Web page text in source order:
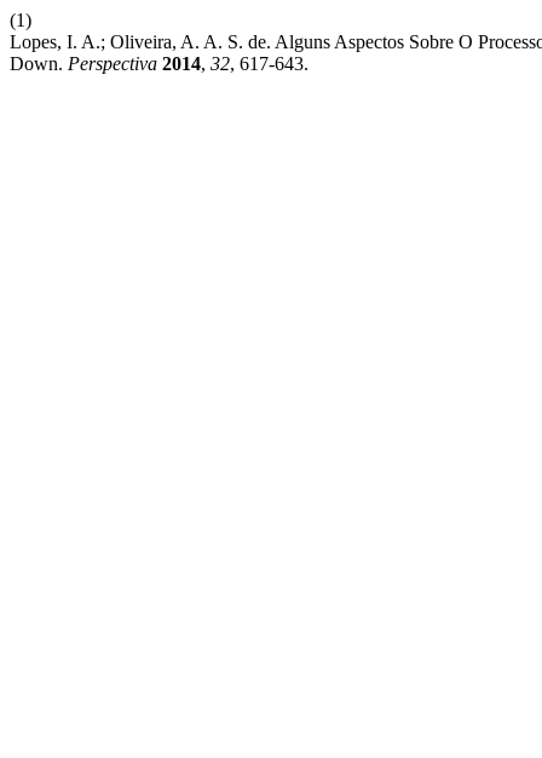
(1)
Lopes, I. A.; Oliveira, A. A. S. de. Alguns Aspectos Sobre O
Down. Perspectiva 2014, 32, 617-643.